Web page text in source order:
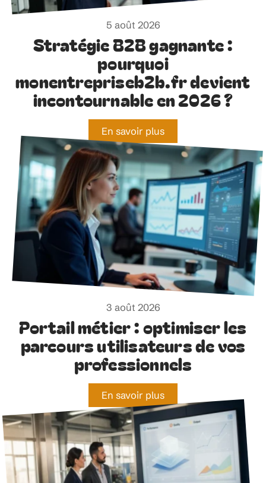
5 août 2026
Stratégie B2B gagnante :
pourquoi
monentrepriseb2b.fr devient
incontournable en 2026 ?
En savoir plus
3 août 2026
Portail métier : optimiser les
parcours utilisateurs de vos
professionnels
En savoir plus